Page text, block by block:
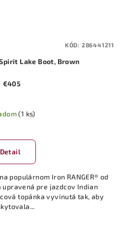
Lake Boot, Brown
€405
(1 ks)
Detail
populárnom Iron RANGER® od
upravená pre jazdcov Indian
topánka vyvinutá tak, aby
KÓD: 286441211